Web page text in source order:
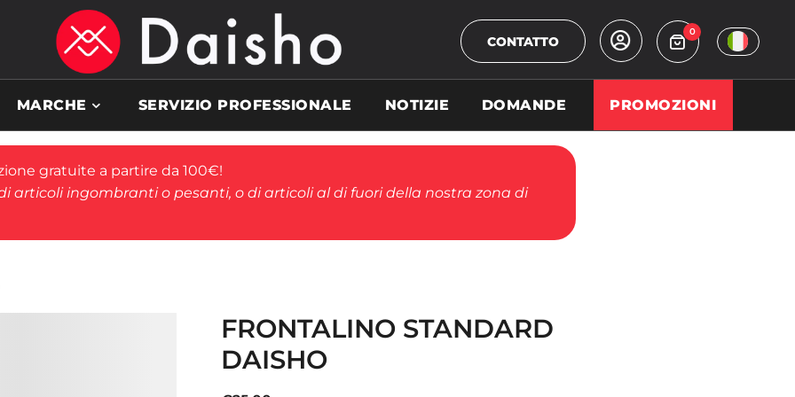
CONTATTO
0
MARCHE SERVIZIO PROFESSIONALE NOTIZIE DOMANDE PROMOZIONI
gratuite a partire da 100€!
articoli ingombranti o pesanti, o di articoli al di fuori della nostra zona di
FRONTALINO STANDARD
DAISHO